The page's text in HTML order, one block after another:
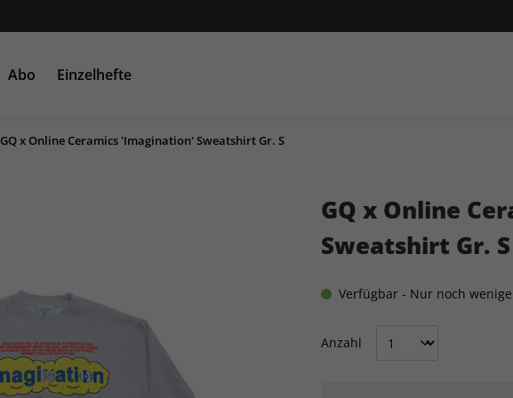
Abo Einzelhefte
GQ x Online Ceramics 'Imagination' Sweatshirt Gr. S
GQ x Online
Sweatshirt Gr. S
Verfügbar - Nur noch
Anzahl